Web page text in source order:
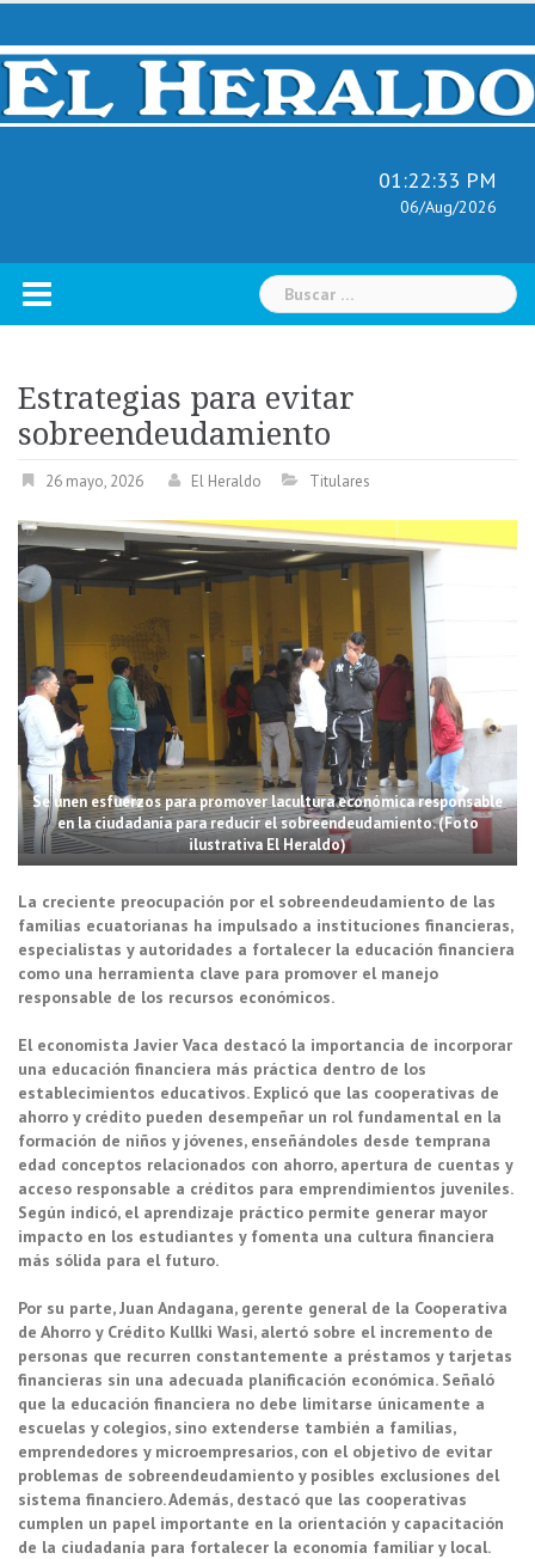
Skip
content
01:22:34 PM
06/Aug/2026
Buscar:
Estrategias para evitar
sobreendeudamiento
26 mayo, 2026 El Heraldo Titulares
Se unen esfuerzos para promover lacultura económica responsable
en la ciudadanía para reducir el sobreendeudamiento. (Foto
ilustrativa El Heraldo)
La creciente preocupación por el sobreendeudamiento de las
familias ecuatorianas ha impulsado a instituciones financieras,
especialistas y autoridades a fortalecer la educación financiera
como una herramienta clave para promover el manejo
responsable de los recursos económicos.
El economista Javier Vaca destacó la importancia de incorporar
una educación financiera más práctica dentro de los
establecimientos educativos. Explicó que las cooperativas de
ahorro y crédito pueden desempeñar un rol fundamental en la
formación de niños y jóvenes, enseñándoles desde temprana
edad conceptos relacionados con ahorro, apertura de cuentas y
acceso responsable a créditos para emprendimientos juveniles.
Según indicó, el aprendizaje práctico permite generar mayor
impacto en los estudiantes y fomenta una cultura financiera
más sólida para el futuro.
Por su parte, Juan Andagana, gerente general de la Cooperativa
de Ahorro y Crédito Kullki Wasi, alertó sobre el incremento de
personas que recurren constantemente a préstamos y tarjetas
financieras sin una adecuada planificación económica. Señaló
que la educación financiera no debe limitarse únicamente a
escuelas y colegios, sino extenderse también a familias,
emprendedores y microempresarios, con el objetivo de evitar
problemas de sobreendeudamiento y posibles exclusiones del
sistema financiero. Además, destacó que las cooperativas
cumplen un papel importante en la orientación y capacitación
de la ciudadanía para fortalecer la economía familiar y local.